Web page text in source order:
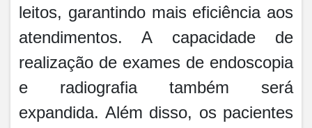
leitos, garantindo mais eficiência aos
atendimentos. A capacidade de
realização de exames de endoscopia
e radiografia também será
expandida. Além disso, os pacientes